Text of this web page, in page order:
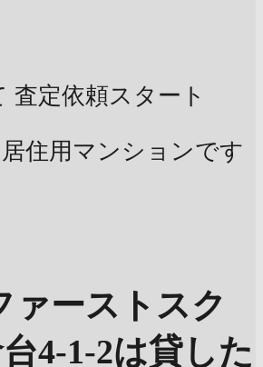
査定依頼スタート
住用マンションです
ァーストスク
4-1-2は貸した